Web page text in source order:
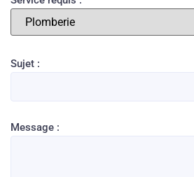
Sujet :
Message :